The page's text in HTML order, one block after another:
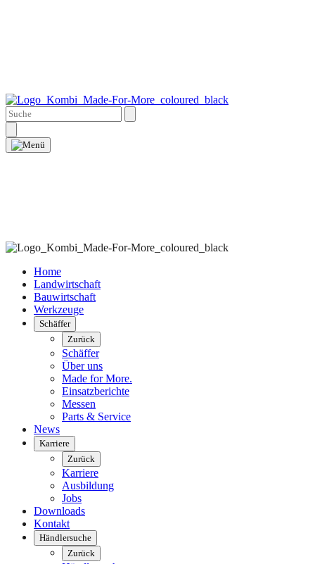
Home
Landwirtschaft
Bauwirtschaft
Werkzeuge
Schäffer
Zurück
Schäffer
Über uns
Made for More.
Einsatzberichte
Messen
Parts & Service
News
Karriere
Zurück
Karriere
Ausbildung
Jobs
Downloads
Kontakt
Händlersuche
Zurück